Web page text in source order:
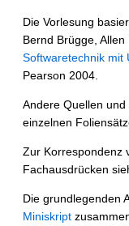
Die Vorlesung
Bernd Brügge, Allen
Softwaretechnik mit
Pearson 2004.
Andere Quellen
einzelnen
Zur Korrespondenz
Fachausdrücken
Die grundlegenden
Miniskript